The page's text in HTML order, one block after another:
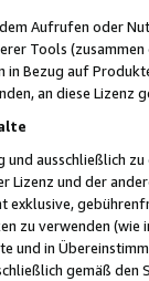
Aufrufen oder
Tools (zusammen
in Bezug auf
an diese Lizenz
ausschließlich
Lizenz und der
zu verwenden
und in
gemäß